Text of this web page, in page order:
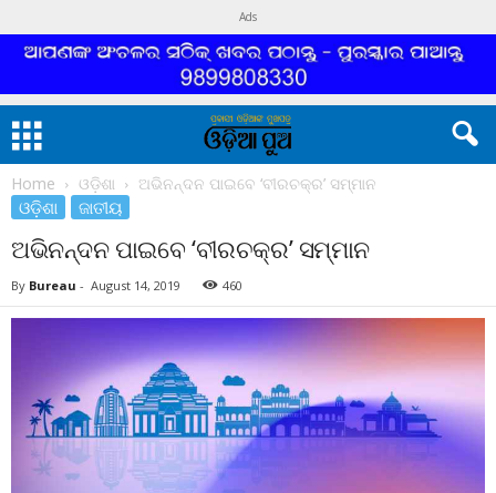
Ads
Home ଓଡ଼ିଶା ଅଭିନନ୍ଦନ ପାଇବେ ‘ବୀରଚକ୍ର’ ସମ୍ମାନ
ଓଡ଼ିଶା ଜାତୀୟ
ଅଭିନନ୍ଦନ ପାଇବେ ‘ବୀରଚକ୍ର’ ସମ୍ମାନ
By Bureau - August 14, 2019 460